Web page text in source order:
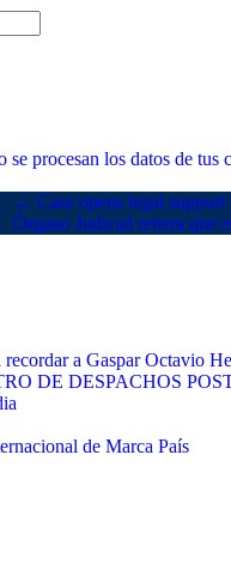
se procesan los datos de tus
← Case opens legal support
Órgano Judicial reitera que
a Gaspar Octavio
DE DESPACHOS
de Marca País